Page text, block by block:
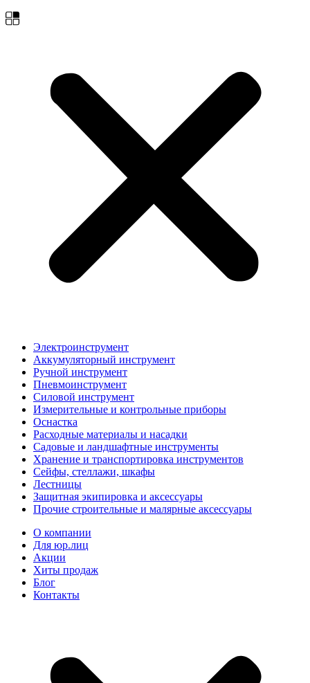
Электроинструмент
Аккумуляторный инструмент
Ручной инструмент
Пневмоинструмент
Силовой инструмент
Измерительные и контрольные приборы
Оснастка
Расходные материалы и насадки
Садовые и ландшафтные инструменты
Хранение и транспортировка инструментов
Сейфы, стеллажи, шкафы
Лестницы
Защитная экипировка и аксессуары
Прочие строительные и малярные аксессуары
О компании
Для юр.лиц
Акции
Хиты продаж
Блог
Контакты